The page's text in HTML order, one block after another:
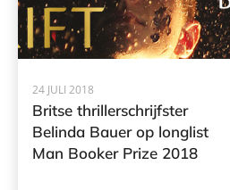
24 JULI 2018
Britse thrillerschrijfster
Belinda Bauer op longlist
Man Booker Prize 2018